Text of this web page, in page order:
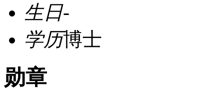
生日-
学历博士
勋章